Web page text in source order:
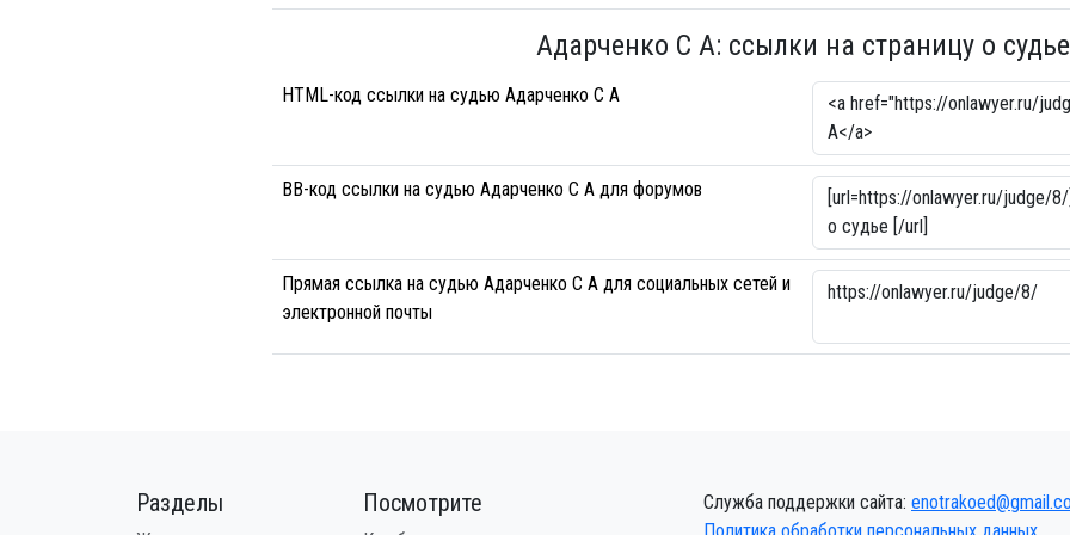
Адарченко С А: ссылки на страницу о судье
HTML-код ссылки на судью Адарченко С А
BB-код ссылки на судью Адарченко С А для форумов
Прямая ссылка на судью Адарченко С А для социальных сетей и
электронной почты
Разделы Посмотрите Служба поддержки сайта: